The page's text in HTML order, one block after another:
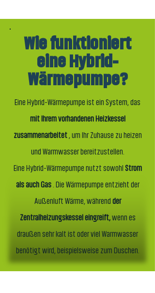
Wie funktioniert
eine Hybrid-
Wärmepumpe?
Eine Hybrid-Wärmepumpe ist ein System, das
mit Ihrem vorhandenen Heizkessel
zusammenarbeitet, um Ihr Zuhause zu heizen
und Warmwasser bereitzustellen.
Eine Hybrid-Wärmepumpe nutzt sowohl Strom
als auch Gas. Die Wärmepumpe entzieht der
Außenluft Wärme, während der
Zentralheizungskessel eingreift,wenn es
draußen sehr kalt ist oder viel Warmwasser
benötigt wird, beispielsweise zum Duschen.